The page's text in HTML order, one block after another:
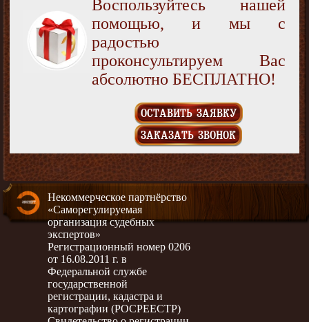
Воспользуйтесь нашей
помощью, и мы с
радостью
проконсультируем Вас
абсолютно БЕСПЛАТНО!
ОСТАВИТЬ ЗАЯВКУ
ЗАКАЗАТЬ ЗВОНОК
Некоммерческое партнёрство
«Саморегулируемая
организация судебных
экспертов»
Регистрационный номер 0206
от 16.08.2011 г. в
Федеральной службе
государственной
регистрации, кадастра и
картографии (РОСРЕЕСТР)